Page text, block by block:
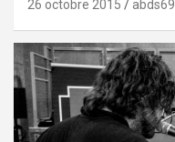
26 octobre 2015 abds69